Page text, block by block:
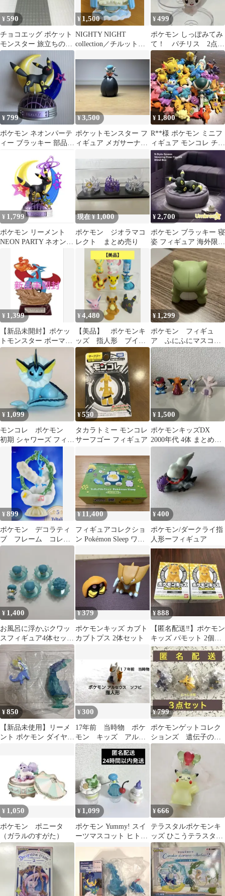
¥590
チョコエッグ ポケット
モンスター 旅立ちの3
匹 4点まとめ売り
¥ 1,500
NIGHTY NIGHT
collection／チルット＆
¥499
ポケモン しっぽみてみ
て！ パチリス 2点セ
ット 【匿名配送】
¥ 799
ポケモン ネオンパーテ
ィー ブラッキー 部品欠
¥3,500
ポケットモンスター フ
ィギュア メガサーナイ
¥ 1,800
R**様 ポケモン ミニフ
ィギュア モンコレ チョ
ロQ ガチャなど 大量50
個以
¥ 1,799
ポケモン リーメント
NEON PARTY ネオンパ
現在 ¥1,000
ポケモン ジオラマコ
レクト まとめ売り
¥2,700
ポケモン ブラッキー 寝
姿 フィギュア 海外限定
正規品
¥ 1,399
【新品未開封】ポケッ
トモンスター ボーマン
ダ リーメント フィギュ
¥4,480
【美品】 ポケモンキ
ッズ 指人形 ブイ
ズ 9体セット まとめ
売り エーフィ など
¥1,299
ポケモン フィギュ
ア ふにふにマスコッ
ト みがわり
¥ 1,099
モンコレ ポケモン
初期 シャワーズ フィギ
ュア
¥550
タカラトミー モンコレ
サーフゴー フィギュア
¥ 1,500
ポケモンキッズDX
2000年代 4体 まとめ売
り
¥899
ポケモン デコラティ
ブ フレーム コレク
ション２ ５
¥11,400
フィギュアコレクショ
ン Pokémon Sleep ワカ
¥400
ポケモン/ダークライ指
人形ーフィギュア
¥ 1,400
お風呂に浮かぶクワッ
スフィギュア4体セット
まいごのクワッス
¥379
ポケモンキッズ カブト
カブトプス 2体セット
¥888
【匿名配送‼️】ポケモン
キッズ パモット 2個セ
ット
¥850
【新品未使用】リーメ
ント ポケモン ダイヤモ
¥300
17年前 当時物 ポケ
モン キッズ アルセ
ウス ソフビ 指人
形 任天堂 創造神
¥799
ポケモンゲットコレク
ションズ 遺伝子の共
鳴 未開封品 ３点セ
¥ 1,050
ポケモン ポニータ
（ガラルのすがた）
¥ 1,099
ポケモン Yummy! スイ
ーツマスコット ヒトモ
シ ニャオハ クワッス
¥666
テラスタルポケモンキ
ッズ ひこうテラスタル
ピカチュウ